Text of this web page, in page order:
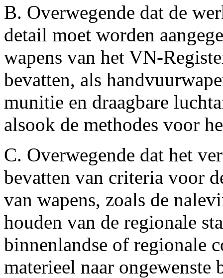
B. Overwegende dat de
detail moet worden
wapens van het VN-
bevatten, als
munitie en draagbare
alsook de methodes voor
C. Overwegende dat het
bevatten van criteria voor
van wapens, zoals de
houden van de regionale
binnenlandse of regionale
materieel naar